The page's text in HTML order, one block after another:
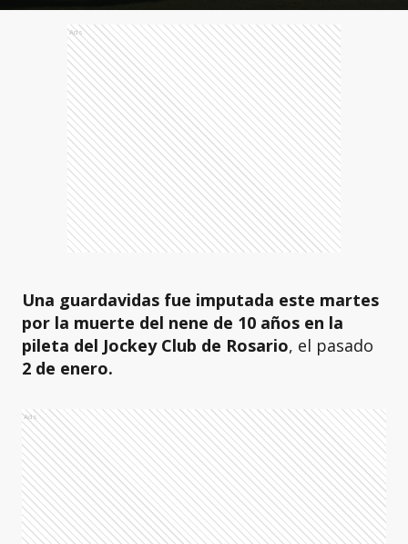
Ads
Una guardavidas fue imputada este martes
por la muerte del nene de 10 años en la
pileta del Jockey Club de Rosario, el pasado
2 de enero.
Ads